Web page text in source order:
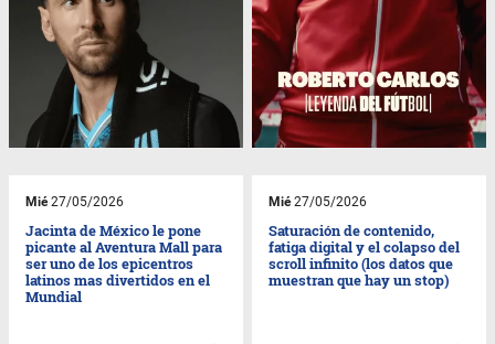
Mié27/05/2026
Jacinta de México le pone
picante al Aventura Mall para
ser uno de los epicentros
latinos mas divertidos en el
Mundial
Mié27/05/2026
Saturación de contenido,
fatiga digital y el colapso del
scroll infinito (los datos que
muestran que hay un stop)